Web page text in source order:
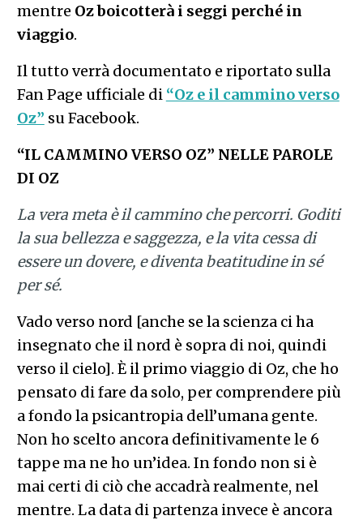
mentre Oz boicotterà i seggi perché in
viaggio.
Il tutto verrà documentato e riportato sulla
Fan Page ufficiale di “Oz e il cammino verso
Oz” su Facebook.
“IL CAMMINO VERSO OZ” NELLE PAROLE
DI OZ
La vera meta è il cammino che percorri. Goditi
la sua bellezza e saggezza, e la vita cessa di
essere un dovere, e diventa beatitudine in sé
per sé.
Vado verso nord [anche se la scienza ci ha
insegnato che il nord è sopra di noi, quindi
verso il cielo]. È il primo viaggio di Oz, che ho
pensato di fare da solo, per comprendere più
a fondo la psicantropia dell’umana gente.
Non ho scelto ancora definitivamente le 6
tappe ma ne ho un’idea. In fondo non si è
mai certi di ciò che accadrà realmente, nel
mentre. La data di partenza invece è ancora